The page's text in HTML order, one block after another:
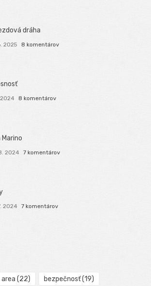
dráha
2025 8 komentárov
2024 8 komentárov
Marino
2024 7 komentárov
2024 7 komentárov
area (22) bezpečnosť(19)